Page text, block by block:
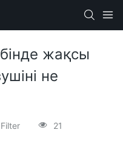
жақсы
не
21